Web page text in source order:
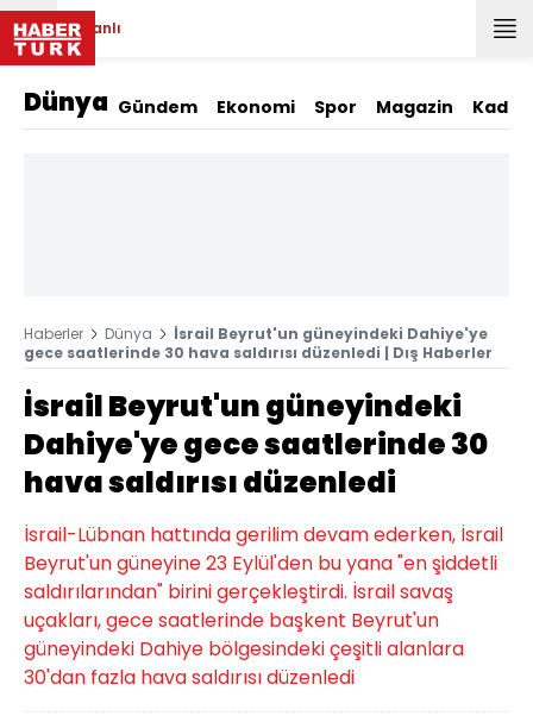
Canlı
Dünya Gündem Ekonomi Spor Magazin Kadın
Haberler Dünya
İsrail Beyrut'un güneyindeki Dahiye'ye
gece saatlerinde 30 hava saldırısı düzenledi | Dış Haberler
İsrail Beyrut'un güneyindeki
Dahiye'ye gece saatlerinde 30
hava saldırısı düzenledi
İsrail-Lübnan hattında gerilim devam ederken, İsrail
Beyrut'un güneyine 23 Eylül'den bu yana "en şiddetli
saldırılarından" birini gerçekleştirdi. İsrail savaş
uçakları, gece saatlerinde başkent Beyrut'un
güneyindeki Dahiye bölgesindeki çeşitli alanlara
30'dan fazla hava saldırısı düzenledi